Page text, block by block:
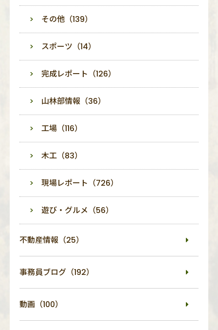
その他（139）
スポーツ（14）
完成レポート（126）
山林部情報（36）
工場（116）
木工（83）
現場レポート（726）
遊び・グルメ（56）
不動産情報（25）
事務員ブログ（192）
動画（100）